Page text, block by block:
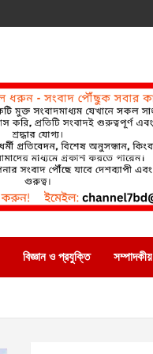
বিজ্ঞান ও প্রযুক্তি সম্পাদকীয়